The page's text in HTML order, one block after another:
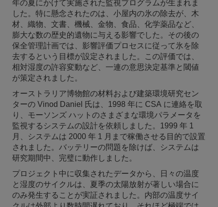
年の夏にかけて実施された監視プログラムが生まれま
した。特に懸念されたのは、小屋内の氷の除去が、木
材、織物、文書、機械、金物、食品、化学薬品など、
膨大な数の歴史的遺物に与える影響でした。その後の
保全管理計画では、影響評価プロセスに従って氷を除
去するという目標が設定されました。この評価では、
相対湿度の許容変動など、一連の意思決定基準と閾値
が策定されました。
オーストラリア博物館の材料および建築環境研究セン
ターの Vinod Daniel 氏は、1998 年に CSA に連絡を取
り、モーソンズ ハットのさまざまな環境パラメータを
監視するシステムの設計を依頼しました。1999 年 1
月、システムは 2000 年 1 月まで稼働させる目的で設置
されました。バッテリーの問題を除けば、システムは
研究期間中、完璧に動作しました。
プロジェクト中に収集されたデータから、日々の温度
と湿度のサイクルは、夏季の太陽放射が著しい場合に
のみ発生することが実証されました。内部の温度サイ